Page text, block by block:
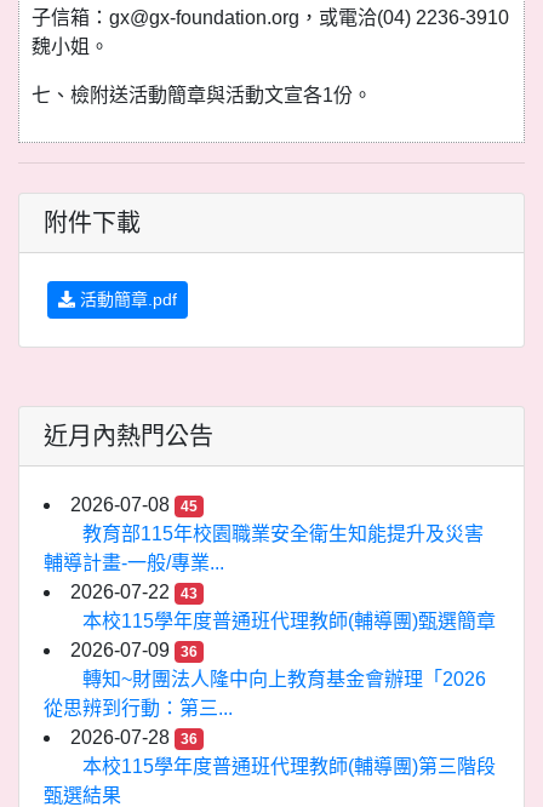
子信箱：gx@gx-foundation.org，或電洽(04) 2236-3910
魏小姐。
七、檢附送活動簡章與活動文宣各1份。
附件下載
活動簡章.pdf
近月內熱門公告
2026-07-08 45
教育部115年校園職業安全衛生知能提升及災害
輔導計畫-一般/專業...
2026-07-22
43
本校115學年度普通班代理教師(輔導團)甄選簡章
2026-07-09
36
轉知~財團法人隆中向上教育基金會辦理「2026
從思辨到行動：第三...
2026-07-28
36
本校115學年度普通班代理教師(輔導團)第三階段
甄選結果